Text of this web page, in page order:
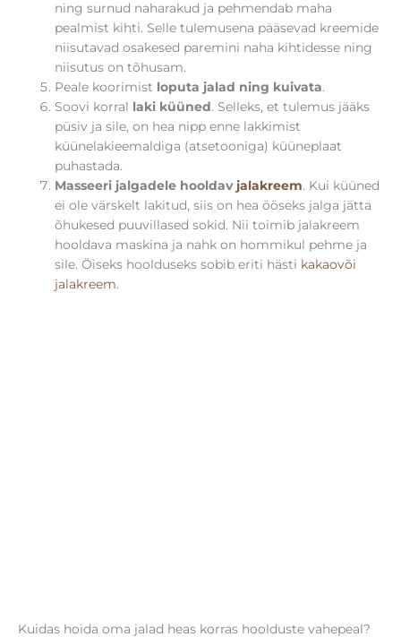
ning surnud naharakud ja pehmendab maha
pealmist kihti. Selle tulemusena pääsevad kreemide
niisutavad osakesed paremini naha kihtidesse ning
niisutus on tõhusam.
Peale koorimist loputa jalad ning kuivata.
Soovi korral laki küüned. Selleks, et tulemus jääks
püsiv ja sile, on hea nipp enne lakkimist
küünelakieemaldiga (atsetooniga) küüneplaat
puhastada.
Masseeri jalgadele hooldav jalakreem. Kui küüned
ei ole värskelt lakitud, siis on hea ööseks jalga jätta
õhukesed puuvillased sokid. Nii toimib jalakreem
hooldava maskina ja nahk on hommikul pehme ja
sile. Öiseks hoolduseks sobib eriti hästi kakaovõi
jalakreem.
Kuidas hoida oma jalad heas korras hoolduste vahepeal?